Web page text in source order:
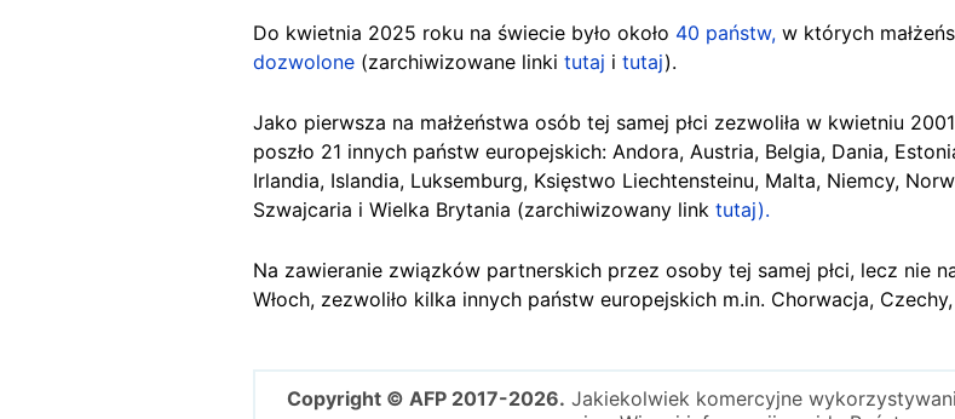
Do kwietnia 2025 roku na świecie było około 40 państw, w których
dozwolone (zarchiwizowane linki tutaj i tutaj).
Jako pierwsza na małżeństwa osób tej samej płci zezwoliła w kwietniu
poszło 21 innych państw europejskich: Andora, Austria, Belgia, Dania,
Irlandia, Islandia, Luksemburg, Księstwo Liechtensteinu, Malta, Niemcy,
Szwajcaria i Wielka Brytania (zarchiwizowany link tutaj).
Na zawieranie związków partnerskich przez osoby tej samej płci, lecz nie
Włoch, zezwoliło kilka innych państw europejskich m.in. Chorwacja,
Copyright © AFP 2017-2026. Jakiekolwiek komercyjne